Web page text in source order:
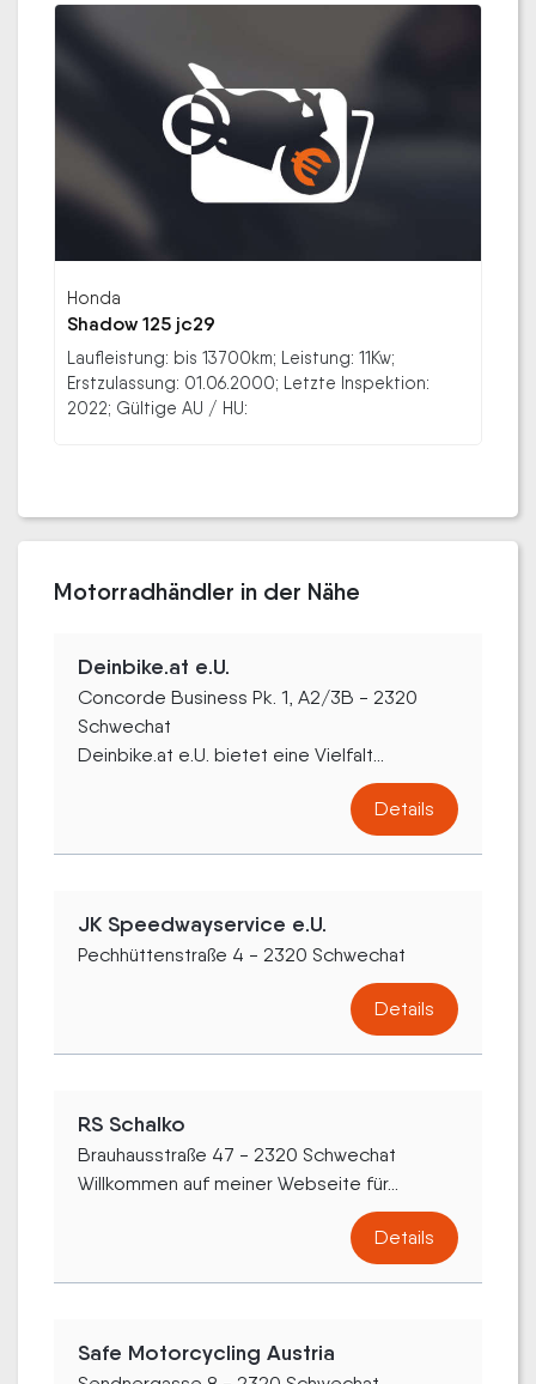
Honda
Shadow 125 jc29
Laufleistung: bis 13700km; Leistung: 11Kw;
Erstzulassung: 01.06.2000; Letzte Inspektion:
2022; Gültige AU / HU:
Motorradhändler in der Nähe
Deinbike.at e.U.
Concorde Business Pk. 1, A2/3B - 2320
Schwechat
Deinbike.at e.U. bietet eine Vielfalt...
Details
JK Speedwayservice e.U.
Pechhüttenstraße 4 - 2320 Schwechat
Details
RS Schalko
Brauhausstraße 47 - 2320 Schwechat
Willkommen auf meiner Webseite für...
Details
Safe Motorcycling Austria